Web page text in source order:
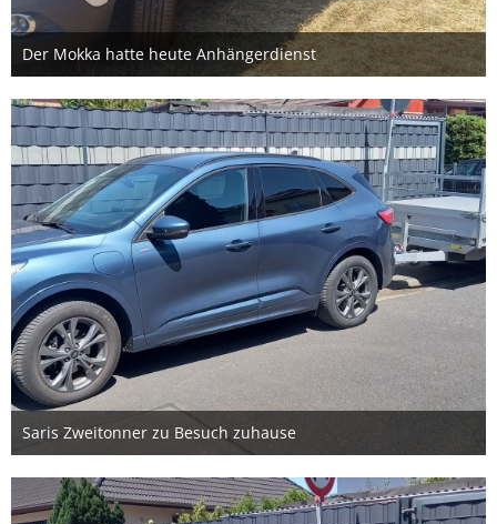
Der Mokka hatte heute Anhängerdienst
27. Juni 2026
Saris Zweitonner zu Besuch zuhause
20. Juni 2026